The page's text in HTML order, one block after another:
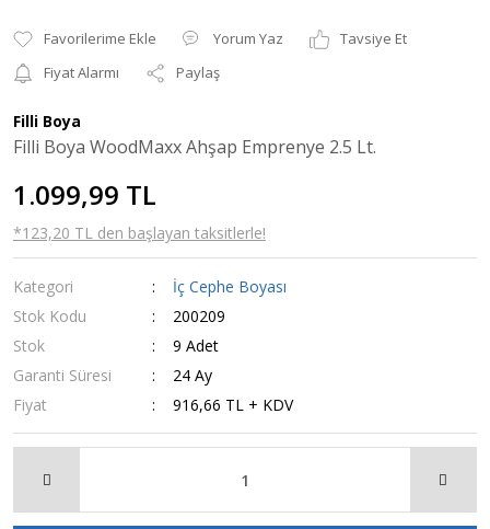
Yorum Yaz
Tavsiye Et
Fiyat Alarmı
Paylaş
Filli Boya
Filli Boya WoodMaxx Ahşap Emprenye 2.5 Lt.
1.099,99 TL
*123,20 TL den başlayan taksitlerle!
Kategori
İç Cephe Boyası
Stok Kodu
200209
Stok
9 Adet
Garanti Süresi
24 Ay
Fiyat
916,66 TL + KDV